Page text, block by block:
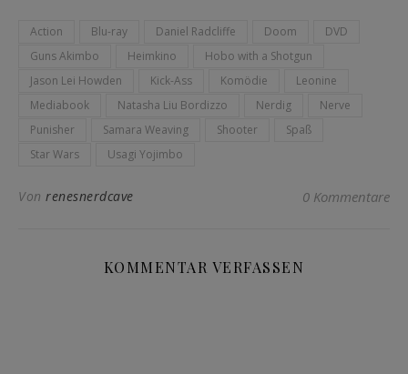
Action Blu-ray Daniel Radcliffe Doom
DVD
Guns Akimbo
Heimkino
Hobo with a Shotgun
Jason Lei Howden
Kick-Ass Komödie
Leonine
Mediabook
Natasha Liu Bordizzo Nerdig
Nerve
Punisher
Samara Weaving Shooter
Spaß
Star Wars
Usagi Yojimbo
Von renesnerdcave 0 Kommentare
KOMMENTAR VERFASSEN